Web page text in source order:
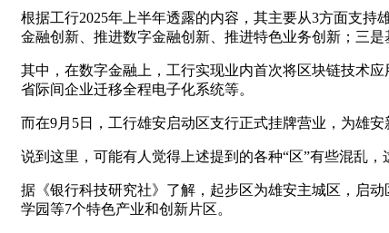
根据工行2025年上半年透露的内容，其主要从3方面支
金融创新、推进数字金融创新、推进特色业务创新；三
其中，在数字金融上，工行实现业内首次将区块链技术
省际间企业迁移全程电子化系统等。
而在9月5日，工行雄安启动区支行正式挂牌营业，为雄安
说到这里，可能有人觉得上述提到的各种“区”有些混乱，
据《银行科技研究社》了解，起步区为雄安主城区，启
学园等7个特色产业和创新片区。